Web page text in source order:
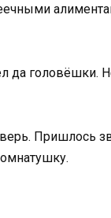
да головёшки.
Пришлось